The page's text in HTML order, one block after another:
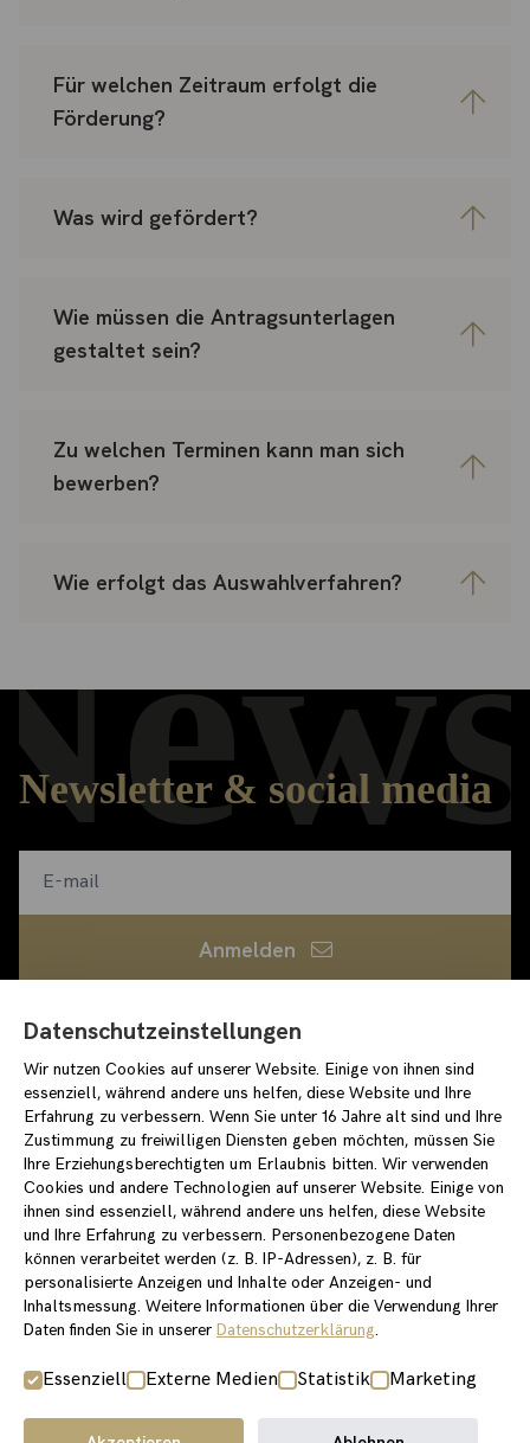
Datenschutzeinstellungen
Wir nutzen Cookies auf unserer Website. Einige von ihnen sind
essenziell, während andere uns helfen, diese Website und Ihre
Erfahrung zu verbessern. Wenn Sie unter 16 Jahre alt sind und Ihre
Zustimmung zu freiwilligen Diensten geben möchten, müssen Sie
Ihre Erziehungsberechtigten um Erlaubnis bitten. Wir verwenden
Cookies und andere Technologien auf unserer Website. Einige von
ihnen sind essenziell, während andere uns helfen, diese Website
und Ihre Erfahrung zu verbessern. Personenbezogene Daten
können verarbeitet werden (z. B. IP-Adressen), z. B. für
personalisierte Anzeigen und Inhalte oder Anzeigen- und
Inhaltsmessung. Weitere Informationen über die Verwendung Ihrer
Daten finden Sie in unserer Datenschutzerklärung.
Essenziell Externe Medien Statistik Marketing
Für welchen Zeitraum erfolgt die
Förderung?
Was wird gefördert?
Wie müssen die Antragsunterlagen
gestaltet sein?
Zu welchen Terminen kann man sich
bewerben?
Wie erfolgt das Auswahlverfahren?
Newsletter & social media
Anmelden
Ich habe dieDatenschutzerklärung
loewenpalais-events.de
/stiftungstarke
/stiftung_starke
ImpressumDatenschutzerklärung
Einverständniserklärung für NewslettereintragCovid-Konzept